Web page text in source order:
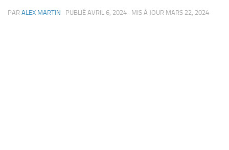
PAR ALEX MARTIN · PUBLIÉ AVRIL 6, 2024 · MIS À JOUR MARS 22, 2024